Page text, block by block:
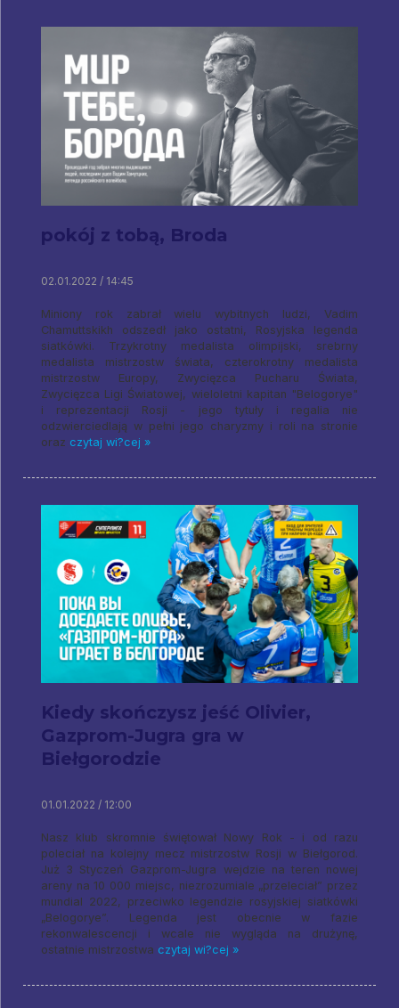
pokój z tobą, Broda
02.01.2022 / 14:45
Miniony rok zabrał wielu wybitnych ludzi, Vadim
Chamuttskikh odszedł jako ostatni, Rosyjska legenda
siatkówki. Trzykrotny medalista olimpijski, srebrny
medalista mistrzostw świata, czterokrotny medalista
mistrzostw Europy, Zwycięzca Pucharu Świata,
Zwycięzca Ligi Światowej, wieloletni kapitan "Belogorye"
i reprezentacji Rosji - jego tytuły i regalia nie
odzwierciedlają w pełni jego charyzmy i roli na stronie
oraz czytaj wi?cej »
Kiedy skończysz jeść Olivier,
Gazprom-Jugra gra w
Biełgorodzie
01.01.2022 / 12:00
Nasz klub skromnie świętował Nowy Rok - i od razu
poleciał na kolejny mecz mistrzostw Rosji w Biełgorod.
Już 3 Styczeń Gazprom-Jugra wejdzie na teren nowej
areny na 10 000 miejsc, niezrozumiale „przeleciał” przez
mundial 2022, przeciwko legendzie rosyjskiej siatkówki
„Belogorye”. Legenda jest obecnie w fazie
rekonwalescencji i wcale nie wygląda na drużynę,
ostatnie mistrzostwa czytaj wi?cej »